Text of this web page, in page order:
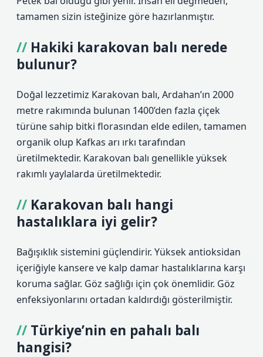
tamamen sizin isteğinize göre hazırlanmıştır.
Hakiki karakovan balı nerede
bulunur?
Doğal lezzetimiz Karakovan balı, Ardahan’ın 2000
metre rakımında bulunan 1400’den fazla çiçek
türüne sahip bitki florasından elde edilen, tamamen
organik olup Kafkas arı ırkı tarafından
üretilmektedir. Karakovan balı genellikle yüksek
rakımlı yaylalarda üretilmektedir.
Karakovan balı hangi
hastalıklara iyi gelir?
Bağışıklık sistemini güçlendirir. Yüksek antioksidan
içeriğiyle kansere ve kalp damar hastalıklarına karşı
koruma sağlar. Göz sağlığı için çok önemlidir. Göz
enfeksiyonlarını ortadan kaldırdığı gösterilmiştir.
Türkiye’nin en pahalı balı
hangisi?